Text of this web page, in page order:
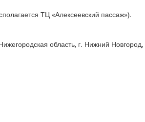
ТЦ «Алексеевский пассаж»).
область, г. Нижний